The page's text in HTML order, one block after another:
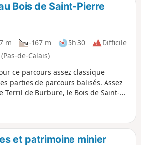
Bois de Saint-Pierre
m -167 m 5h 30
Difficile
de-Calais)
ce parcours assez classique
parties de parcours balisés. Assez
Terril de Burbure, le Bois de Saint-
et patrimoine minier